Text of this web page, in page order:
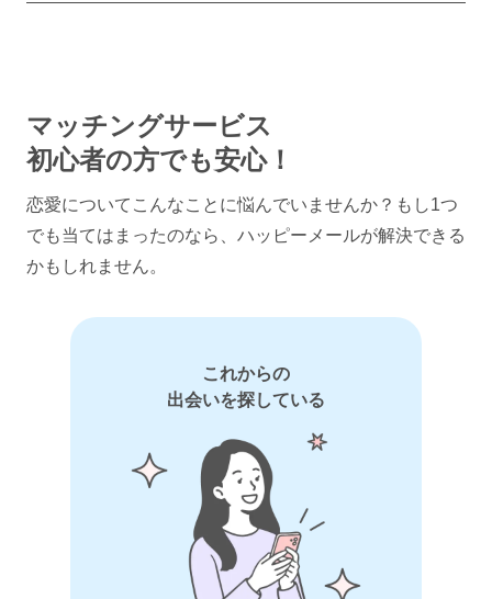
マッチングサービス
初心者の方でも安心！
恋愛についてこんなことに悩んでいませんか？ もし1つ
でも当てはまったのなら、ハッピーメールが解決できる
かもしれません。
これからの
出会いを探している